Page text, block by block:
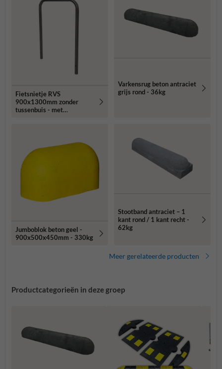
Fietsnietje RVS
900x1300mm zonder
tussenbuis - met
Varkensrug beton antraciet
grijs rond - 36kg
Jumboblok beton geel -
900x500x450mm - 330kg
Stootband antraciet – 1
kant rond / 1 kant recht -
62kg
Meer gerelateerde producten
Productcategorieën in deze groep